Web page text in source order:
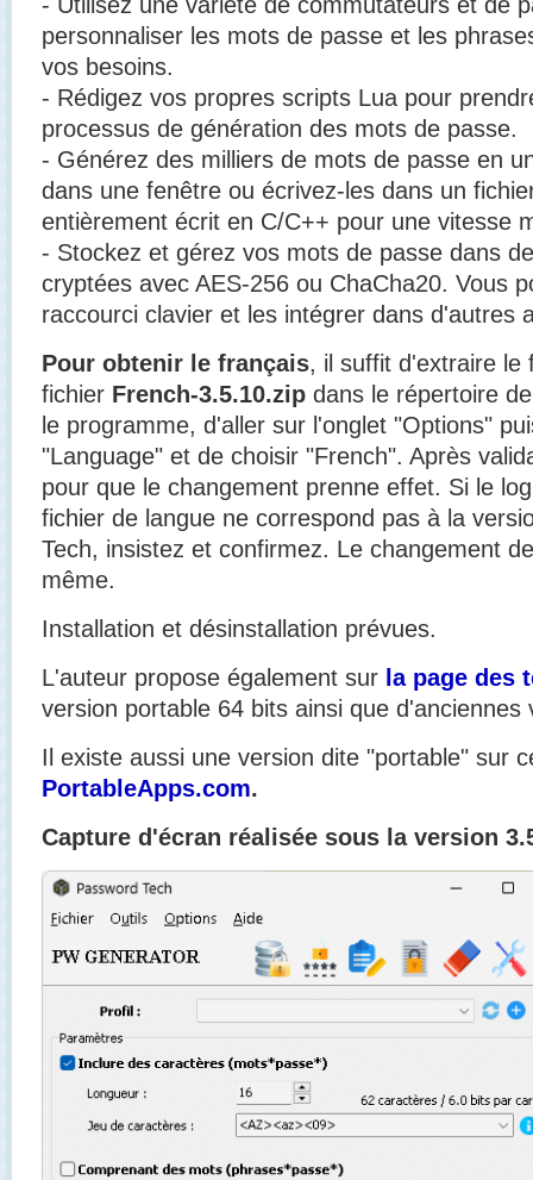
personnaliser les mots de passe et les
vos besoins.
- Rédigez vos propres scripts Lua pour
processus de génération des mots de passe.
- Générez des milliers de mots de passe en
dans une fenêtre ou écrivez-les dans un
entièrement écrit en C/C++ pour une vitesse
- Stockez et gérez vos mots de passe dans
cryptées avec AES-256 ou ChaCha20. Vous
raccourci clavier et les intégrer dans d'autres
Pour obtenir le français, il suffit d'extraire le
fichier French-3.5.10.zip dans le répertoire
le programme, d'aller sur l'onglet "Options"
"Language" et de choisir "French". Après
pour que le changement prenne effet. Si le
fichier de langue ne correspond pas à la
Tech, insistez et confirmez. Le changement
même.
Installation et désinstallation prévues.
L'auteur propose également sur la page des
version portable 64 bits ainsi que
Il existe aussi une version dite "portable" sur
PortableApps.com.
Capture d'écran réalisée sous la version